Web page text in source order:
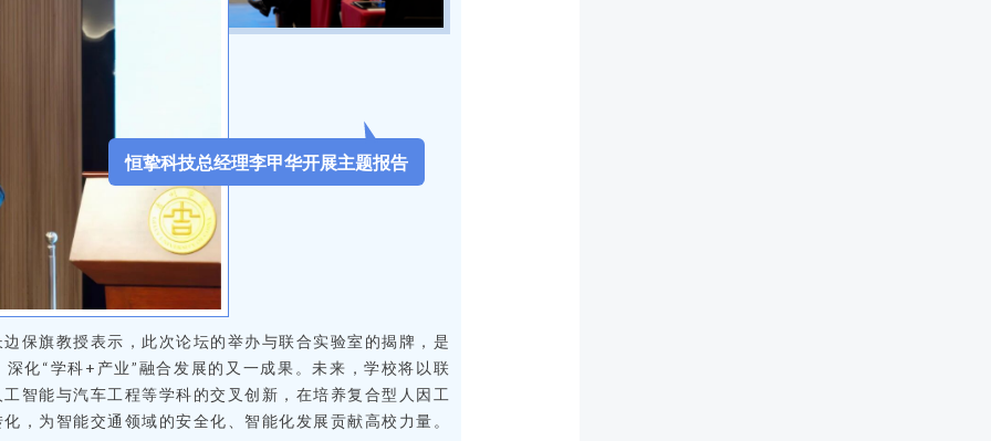
恒挚科技总经理李甲华开展主题报告
保旗教授表示，此次论坛的举办与联合实验室的揭牌，是
化“学科+产业”融合发展的又一成果。未来，学校将以联
智能与汽车工程等学科的交叉创新，在培养复合型人因工
，为智能交通领域的安全化、智能化发展贡献高校力量。